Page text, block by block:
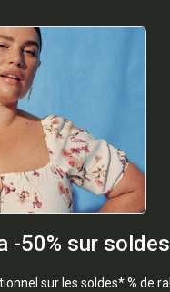
-50% sur soldes
sur les soldes* % de